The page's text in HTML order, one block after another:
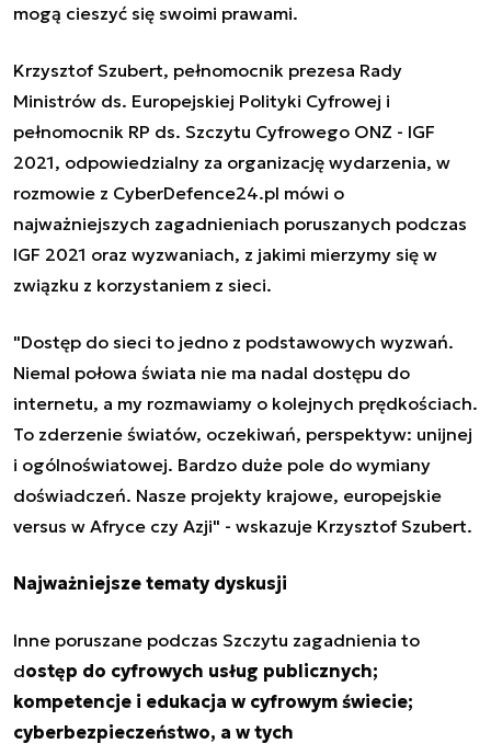
mogą cieszyć się swoimi prawami.
Krzysztof Szubert, pełnomocnik prezesa Rady
Ministrów ds. Europejskiej Polityki Cyfrowej i
pełnomocnik RP ds. Szczytu Cyfrowego ONZ - IGF
2021, odpowiedzialny za organizację wydarzenia, w
rozmowie z CyberDefence24.pl mówi o
najważniejszych zagadnieniach poruszanych podczas
IGF 2021 oraz wyzwaniach, z jakimi mierzymy się w
związku z korzystaniem z sieci.
"Dostęp do sieci to jedno z podstawowych wyzwań.
Niemal połowa świata nie ma nadal dostępu do
internetu, a my rozmawiamy o kolejnych prędkościach.
To zderzenie światów, oczekiwań, perspektyw: unijnej
i ogólnoświatowej. Bardzo duże pole do wymiany
doświadczeń. Nasze projekty krajowe, europejskie
versus w Afryce czy Azji" - wskazuje Krzysztof Szubert.
Najważniejsze tematy dyskusji
Inne poruszane podczas Szczytu zagadnienia to
dostęp do cyfrowych usług publicznych;
kompetencje i edukacja w cyfrowym świecie;
cyberbezpieczeństwo, a w tych